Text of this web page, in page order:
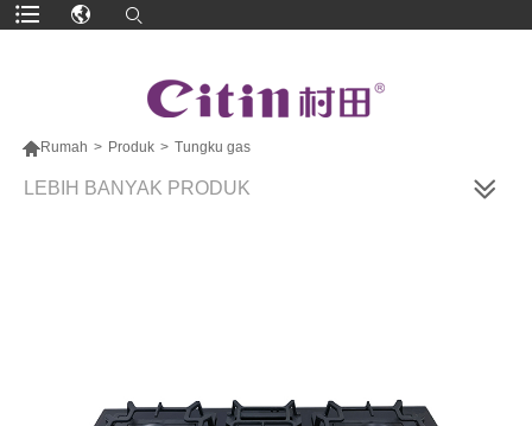
Rumah > Produk > Tungku gas
LEBIH BANYAK PRODUK